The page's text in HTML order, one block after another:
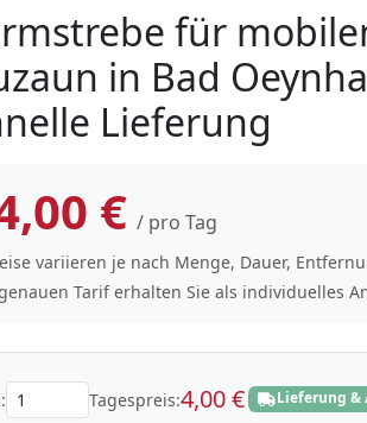
für
in Bad
Lieferung
€ / pro Tag
variieren je nach Menge, Dauer,
Tarif erhalten Sie als individuelles
Tagespreis:4,00 € Lieferung &